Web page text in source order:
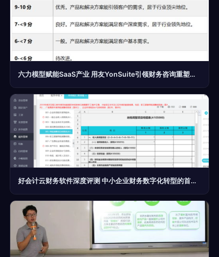
六力模型赋能SaaS产业 用友YonSuite引领财务咨询重塑企业数智化新标杆
好会计云财务软件深度评测 中小企业财务数字化转型的首选？